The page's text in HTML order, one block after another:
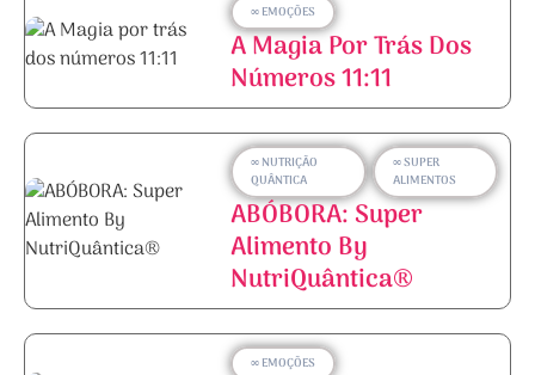
∞ EMOÇÕES
A Magia Por Trás Dos
Números 11:11
∞ NUTRIÇÃO
QUÂNTICA
∞ SUPER
ALIMENTOS
ABÓBORA: Super
Alimento By
NutriQuântica®
∞ EMOÇÕES